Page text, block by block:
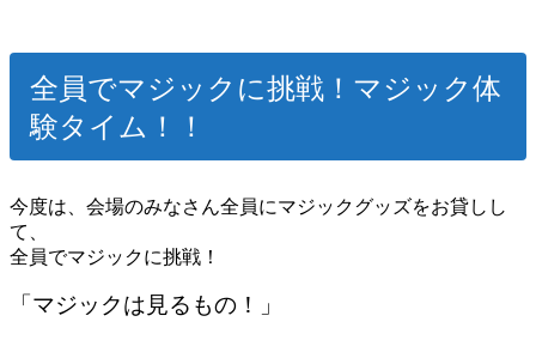
全員でマジックに挑戦！マジック体
験タイム！！
今度は、会場のみなさん全員にマジックグッズをお貸しし
て、
全員でマジックに挑戦！
「マジックは見るもの！」